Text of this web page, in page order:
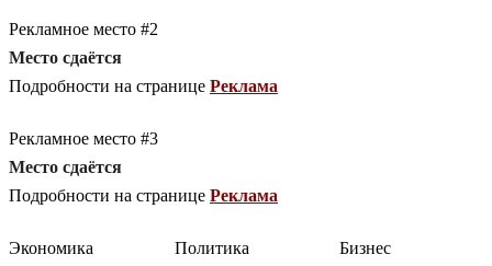
Рекламное место #2
Место сдаётся
Подробности на странице Реклама
Рекламное место #3
Место сдаётся
Подробности на странице Реклама
Экономика Политика Бизнес